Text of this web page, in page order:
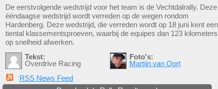
De eerstvolgende wedstrijd voor het team is de Vechtdalrally. Deze
ééndaagse wedstrijd wordt verreden op de wegen rondom
Hardenberg. Deze wedstrijd, die verreden wordt op 18 juni kent een
tiental klassementsproeven, waarbij de equipes dan 123 kilometers
op snelheid afwerken.
Tekst:
Overdrive Racing
Foto's:
Martijn van Oort
RSS News Feed